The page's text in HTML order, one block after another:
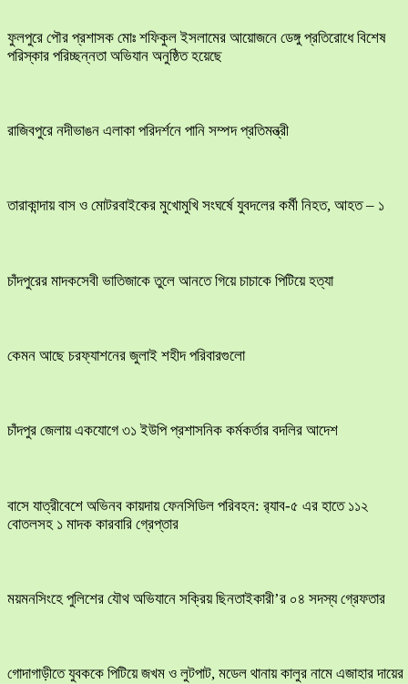
ফুলপুরে পৌর প্রশাসক মোঃ শফিকুল ইসলামের আয়োজনে ডেঙ্গু প্রতিরোধে বিশেষ
পরিস্কার পরিচ্ছন্নতা অভিযান অনুষ্ঠিত হয়েছে
রাজিবপুরে নদীভাঙন এলাকা পরিদর্শনে পানি সম্পদ প্রতিমন্ত্রী
তারাকান্দায় বাস ও মোটরবাইকের মুখোমুখি সংঘর্ষে যুবদলের কর্মী নিহত, আহত – ১
চাঁদপুরের মাদকসেবী ভাতিজাকে তুলে আনতে গিয়ে চাচাকে পিটিয়ে হত্যা
কেমন আছে চরফ্যাশনের জুলাই শহীদ পরিবারগুলো
চাঁদপুর জেলায় একযোগে ৩১ ইউপি প্রশাসনিক কর্মকর্তার বদলির আদেশ
বাসে যাত্রীবেশে অভিনব কায়দায় ফেনসিডিল পরিবহন: র‍্যাব-৫ এর হাতে ১১২
বোতলসহ ১ মাদক কারবারি গ্রেপ্তার
ময়মনসিংহে পুলিশের যৌথ অভিযানে সক্রিয় ছিনতাইকারী’র ০৪ সদস্য গ্রেফতার
​গোদাগাড়ীতে যুবককে পিটিয়ে জখম ও লুটপাট, মডেল থানায় কালুর নামে এজাহার দায়ের